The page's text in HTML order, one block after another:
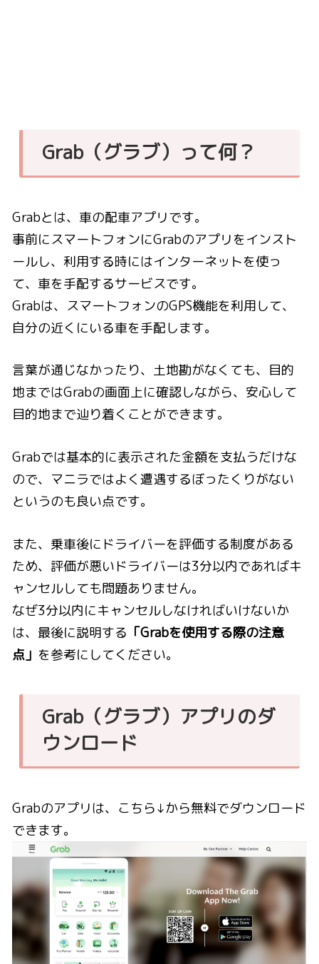
Grab（グラブ）って何？
Grabとは、車の配車アプリです。
事前にスマートフォンにGrabのアプリをインスト
ールし、利用する時にはインターネットを使っ
て、車を手配するサービスです。
Grabは、スマートフォンのGPS機能を利用して、
自分の近くにいる車を手配します。
言葉が通じなかったり、土地勘がなくても、目的
地まではGrabの画面上に確認しながら、安心して
目的地まで辿り着くことができます。
Grabでは基本的に表示された金額を支払うだけな
ので、マニラではよく遭遇するぼったくりがない
というのも良い点です。
また、乗車後にドライバーを評価する制度がある
ため、評価が悪いドライバーは3分以内であればキ
ャンセルしても問題ありません。
なぜ3分以内にキャンセルしなければいけないか
は、最後に説明する 「Grabを使用する際の注意
点」 を参考にしてください。
Grab（グラブ）アプリのダ
ウンロード
Grabのアプリは、こちら↓から無料でダウンロード
できます。